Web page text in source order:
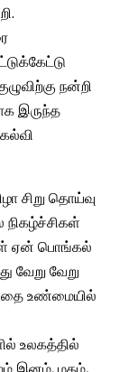
நன்றி
இருந்த
சிறு தொய்வு
ஏன் பொங்கல்
வேறு வேறு
உண்மையில்
உலகத்தில்